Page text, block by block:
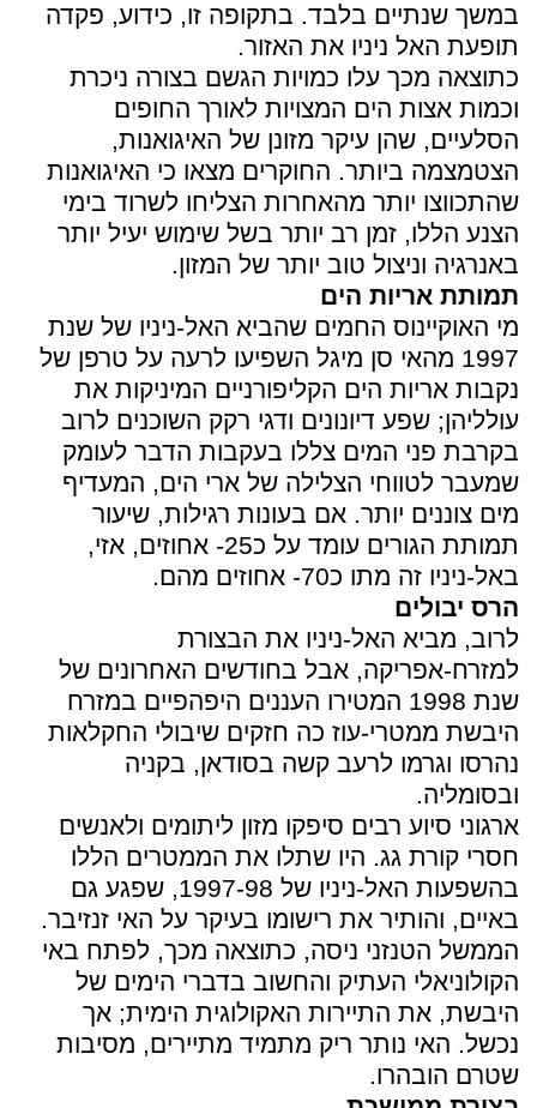
במשך שנתיים בלבד. בתקופה זו, כידוע, פקדה
תופעת האל ניניו את האזור.
כתוצאה מכך עלו כמויות הגשם בצורה ניכרת
וכמות אצות הים המצויות לאורך החופים
הסלעיים, שהן עיקר מזונן של האיגואנות,
הצטמצמה ביותר. החוקרים מצאו כי האיגואנות
שהתכווצו יותר מהאחרות הצליחו לשרוד בימי
הצנע הללו, זמן רב יותר בשל שימוש יעיל יותר
באנרגיה וניצול טוב יותר של המזון.
תמותת אריות הים
מי האוקיינוס החמים שהביא האל-ניניו של שנת
1997 מהאי סן מיגל השפיעו לרעה על טרפן של
נקבות אריות הים הקליפורניים המיניקות את
עולליהן; שפע דיונונים ודגי רקק השוכנים לרוב
בקרבת פני המים צללו בעקבות הדבר לעומק
שמעבר לטווחי הצלילה של ארי הים, המעדיף
מים צוננים יותר. אם בעונות רגילות, שיעור
תמותת הגורים עומד על כ25- אחוזים, אזי,
באל-ניניו זה מתו כ70- אחוזים מהם.
הרס יבולים
לרוב, מביא האל-ניניו את הבצורת
למזרח-אפריקה, אבל בחודשים האחרונים של
שנת 1998 המטירו העננים היפהפיים במזרח
היבשת ממטרי-עוז כה חזקים שיבולי החקלאות
נהרסו וגרמו לרעב קשה בסודאן, בקניה
ובסומליה.
ארגוני סיוע רבים סיפקו מזון ליתומים ולאנשים
חסרי קורת גג. היו שתלו את הממטרים הללו
בהשפעות האל-ניניו של 1997-98, שפגע גם
באיים, והותיר את רישומו בעיקר על האי זנזיבר.
הממשל הטנזני ניסה, כתוצאה מכך, לפתח באי
הקולוניאלי העתיק והחשוב בדברי הימים של
היבשת, את התיירות האקולוגית הימית; אך
נכשל. האי נותר ריק מתמיד מתיירים, מסיבות
שטרם הובהרו.